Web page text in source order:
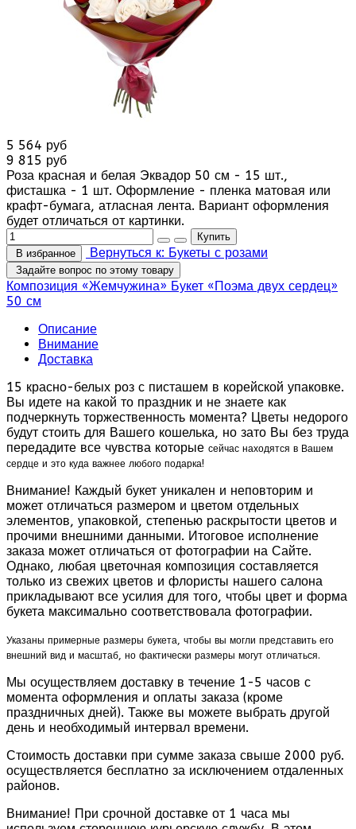
5 564 руб
9 815 руб
Роза красная и белая Эквадор 50 см - 15 шт.,
фисташка - 1 шт. Оформление - пленка матовая или
крафт-бумага, атласная лента. Вариант оформления
будет отличаться от картинки.
В избранное Вернуться к: Букеты с розами
Задайте вопрос по этому товару
Композиция «Жемчужина» Букет «Поэма двух сердец»
50 см
Описание
Внимание
Доставка
15 красно-белых роз с писташем в корейской упаковке.
Вы идете на какой то праздник и не знаете как
подчеркнуть торжественность момента? Цветы недорого
будут стоить для Вашего кошелька, но зато Вы без труда
передадите все чувства которые сейчас находятся в Вашем
сердце и это куда важнее любого подарка!
Внимание! Каждый букет уникален и неповторим и
может отличаться размером и цветом отдельных
элементов, упаковкой, степенью раскрытости цветов и
прочими внешними данными. Итоговое исполнение
заказа может отличаться от фотографии на Сайте.
Однако, любая цветочная композиция составляется
только из свежих цветов и флористы нашего салона
прикладывают все усилия для того, чтобы цвет и форма
букета максимально соответствовала фотографии.
Указаны примерные размеры букета, чтобы вы могли представить его
внешний вид и масштаб, но фактически размеры могут отличаться.
Мы осуществляем доставку в течение 1-5 часов с
момента оформления и оплаты заказа (кроме
праздничных дней). Также вы можете выбрать другой
день и необходимый интервал времени.
Стоимость доставки при сумме заказа свыше 2000 руб.
осуществляется бесплатно за исключением отдаленных
районов.
Внимание! При срочной доставке от 1 часа мы